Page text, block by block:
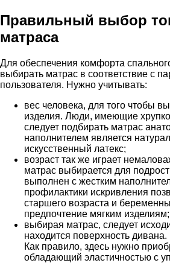
Правильный выбор
матраса
Для обеспечения комфорта
выбирать матрас в соответствие с
пользователя. Нужно учитывать:
вес человека, для того чтобы
изделия. Люди, имеющие
следует подбирать матрас
наполнителем является
искусственный латекс;
возраст так же играет
матрас выбирается для
выполнен с жестким
профилактики искривления
старшего возраста и
предпочтение мягким изделиям;
выбирая матрас, следует
находится поверхность
Как правило, здесь нужно
обладающий эластичностью с